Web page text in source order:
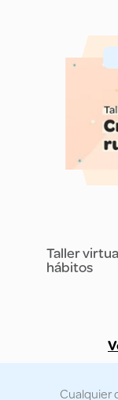
Taller
hábitos
Cualquier